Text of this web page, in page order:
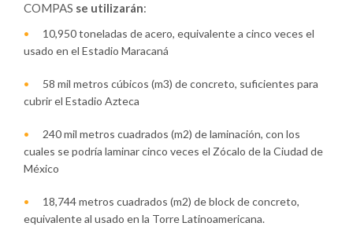
COMPAS se utilizarán:
10,950 toneladas de acero, equivalente a cinco veces el
usado en el Estadio Maracaná
58 mil metros cúbicos (m3) de concreto, suficientes para
cubrir el Estadio Azteca
240 mil metros cuadrados (m2) de laminación, con los
cuales se podría laminar cinco veces el Zócalo de la Ciudad de
México
18,744 metros cuadrados (m2) de block de concreto,
equivalente al usado en la Torre Latinoamericana.